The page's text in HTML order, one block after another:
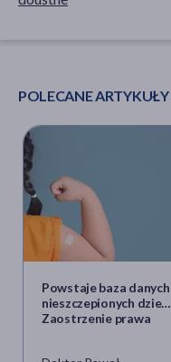
POLECANE ARTYKUŁY
Powstaje baza danych
nieszczepionych dzieci.
Zaostrzenie prawa